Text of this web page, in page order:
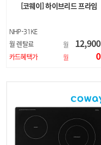
[코웨이] 하이브리드 프라임
NHP-31KE
월 렌탈료 월 12,900
카드혜택가
월 0